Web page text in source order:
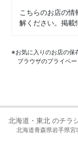
こちらのお店の
解ください。掲載
※お気に入りのお店の保
ブラウザのプライベ
北海道・東北 のチラ
北海道青森県岩手県宮